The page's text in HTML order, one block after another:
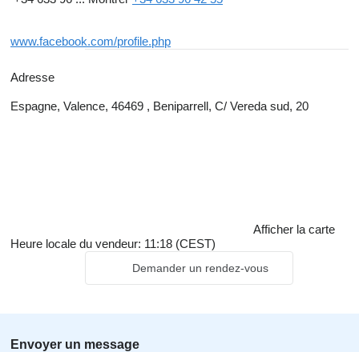
www.facebook.com/profile.php
Adresse
Espagne, Valence, 46469 , Beniparrell, C/ Vereda sud, 20
Afficher la carte
Heure locale du vendeur: 11:18 (CEST)
Demander un rendez-vous
Envoyer un message